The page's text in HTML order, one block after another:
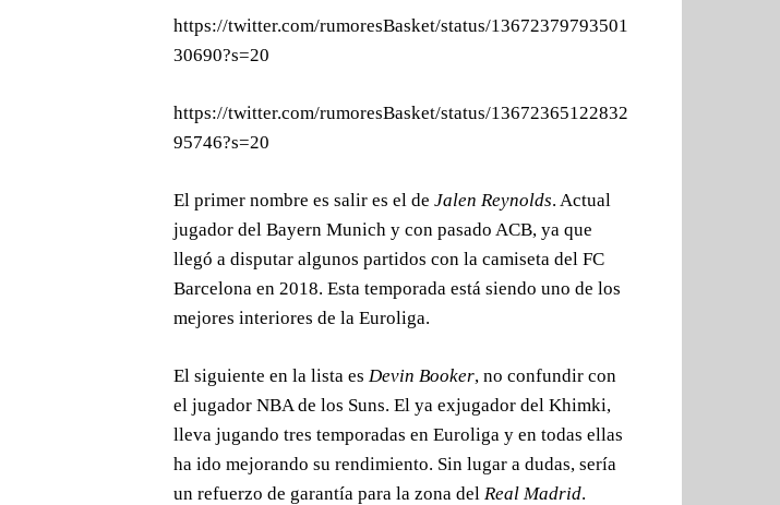
https://twitter.com/rumoresBasket/status/13672379793501
30690?s=20
https://twitter.com/rumoresBasket/status/13672365122832
95746?s=20
El primer nombre es salir es el de Jalen Reynolds. Actual
jugador del Bayern Munich y con pasado ACB, ya que
llegó a disputar algunos partidos con la camiseta del FC
Barcelona en 2018. Esta temporada está siendo uno de los
mejores interiores de la Euroliga.
El siguiente en la lista es Devin Booker, no confundir con
el jugador NBA de los Suns. El ya exjugador del Khimki,
lleva jugando tres temporadas en Euroliga y en todas ellas
ha ido mejorando su rendimiento. Sin lugar a dudas, sería
un refuerzo de garantía para la zona del Real Madrid.